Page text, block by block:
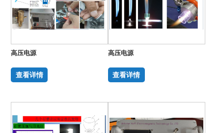
高压电源
查看详情
高压电源
查看详情